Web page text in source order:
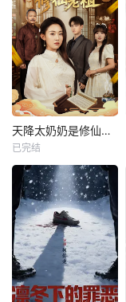
天降太奶奶是修仙老祖
已完结